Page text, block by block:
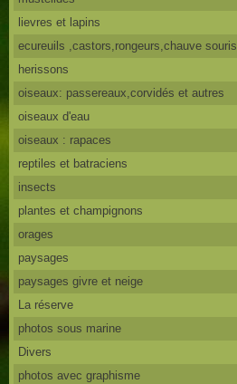
lievres et lapins
ecureuils ,castors,rongeurs,chauve souris
herissons
oiseaux: passereaux,corvidés et autres
oiseaux d'eau
oiseaux : rapaces
reptiles et batraciens
insects
plantes et champignons
orages
paysages
paysages givre et neige
La réserve
photos sous marine
Divers
photos avec graphisme